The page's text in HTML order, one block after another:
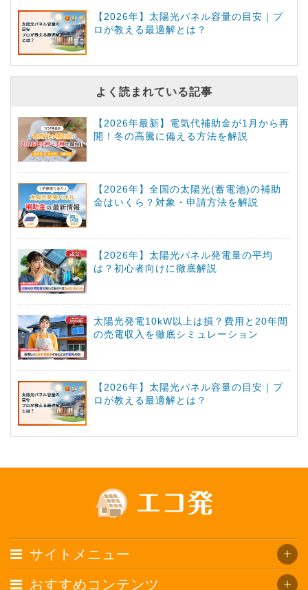
【2026年】太陽光パネル容量の目安｜プ
ロが教える最適解とは？
よく読まれている記事
【2026年最新】電気代補助金が1月から再
開！冬の高騰に備える方法を解説
【2026年】全国の太陽光(蓄電池)の補助
金はいくら？対象・申請方法を解説
【2026年】太陽光パネル発電量の平均
は？初心者向けに徹底解説
太陽光発電10kW以上は損？費用と20年間
の売電収入を徹底シミュレーション
【2026年】太陽光パネル容量の目安｜プ
ロが教える最適解とは？
サイトメニュー
おすすめコンテンツ